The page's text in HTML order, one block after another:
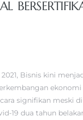
Bisnis kini
signifikan meski
19 dua tahun